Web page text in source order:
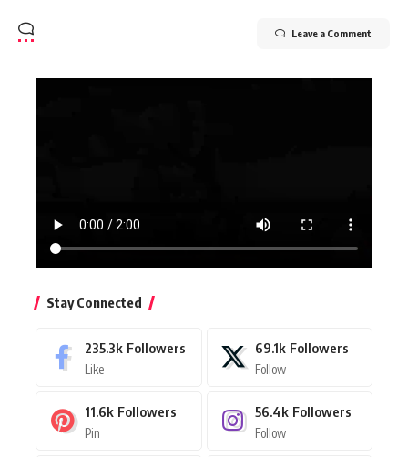
Leave a Comment
Stay Connected
235.3k Followers
Like
69.1k Followers
Follow
11.6k Followers
Pin
56.4k Followers
Follow